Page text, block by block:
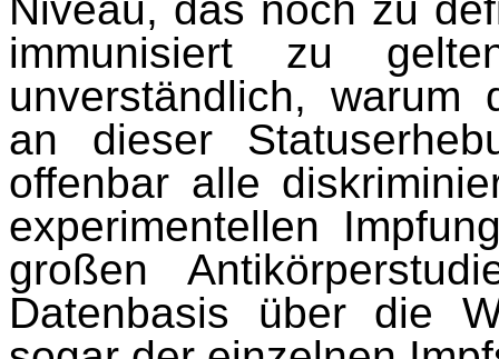
immunisiert zu
unverständlich, warum
an dieser
offenbar alle
experimentellen
großen
Datenbasis über die